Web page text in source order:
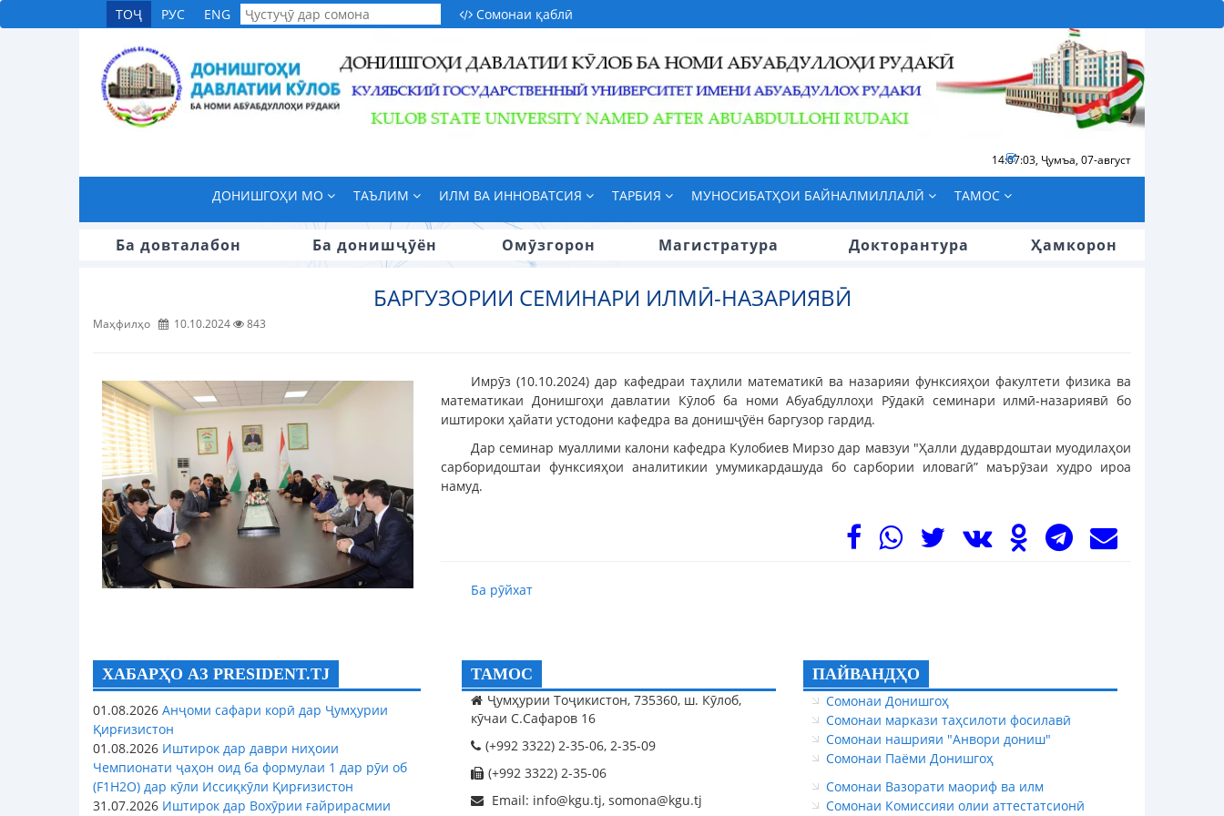
ТОҶ РУС ENG Сомонаи қаблӣ
14:07:03, Ҷумъа, 07-август
ДОНИШГОҲИ МО ТАЪЛИМ ИЛМ ВА ИННОВАТСИЯ ТАРБИЯ МУНОСИБАТҲОИ БАЙНАЛМИЛЛАЛӢ ТАМОС
Ба довталабон Ба донишҷӯён Омӯзгорон Магистратура Докторантура Ҳамкорон
БАРГУЗОРИИ СЕМИНАРИ ИЛМӢ-НАЗАРИЯВӢ
Маҳфилҳо 10.10.2024 843
Имрӯз (10.10.2024) дар кафедраи таҳлили математикӣ ва назарияи функсияҳои факултети физика ва
математикаи Донишгоҳи давлатии Кӯлоб ба номи Абуабдуллоҳи Рӯдакӣ семинари илмӣ-назариявӣ бо
иштироки ҳайати устодони кафедра ва донишҷӯён баргузор гардид.
Дар семинар муаллими калони кафедра Кулобиев Мирзо дар мавзуи "Ҳалли дудаврдоштаи муодилаҳои
сарборидоштаи функсияҳои аналитикии умумикардашуда бо сарбории иловагӣ” маърӯзаи худро ироа
намуд.
Ба рӯйхат
ХАБАРҲО АЗ PRESIDENT.TJ
01.08.2026 Анҷоми сафари корӣ дар Ҷумҳурии
Қирғизистон
01.08.2026 Иштирок дар даври ниҳоии
Чемпионати ҷаҳон оид ба формулаи 1 дар рӯи об
(F1H2O) дар кӯли Иссиқкӯли Қирғизистон
31.07.2026 Иштирок дар Вохӯрии ғайрирасмии
ТАМОС
Ҷумҳурии Тоҷикистон, 735360, ш. Кӯлоб,
кӯчаи С.Сафаров 16
(+992 3322) 2-35-06, 2-35-09
(+992 3322) 2-35-06
Email: info@kgu.tj, somona@kgu.tj
ПАЙВАНДҲО
Сомонаи Донишгоҳ
Сомонаи маркази таҳсилоти фосилавӣ
Сомонаи нашрияи "Анвори дониш"
Сомонаи Паёми Донишгоҳ
Сомонаи Вазорати маориф ва илм
Сомонаи Комиссияи олии аттестатсионӣ